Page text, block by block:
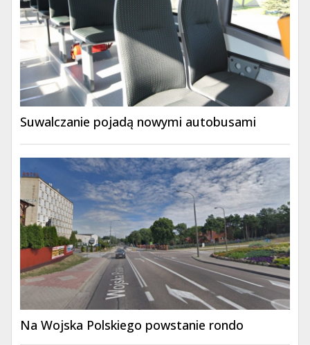
Suwalczanie pojadą nowymi autobusami
Na Wojska Polskiego powstanie rondo